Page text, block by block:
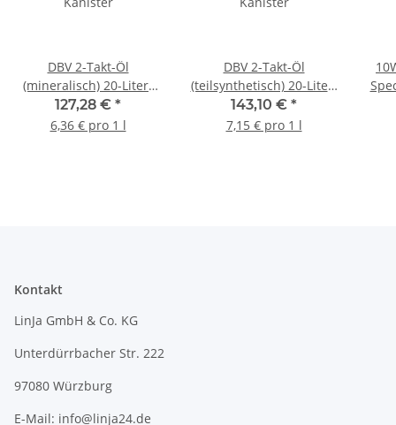
DBV 2-Takt-Öl
(mineralisch) 20-Liter-
Kanister
127,28 € *
6,36 € pro 1 l
DBV 2-Takt-Öl
(teilsynthetisch) 20-Liter-
Kanister
143,10 € *
7,15 € pro 1 l
Kontakt
LinJa GmbH & Co. KG
Unterdürrbacher Str. 222
97080 Würzburg
E-Mail: info@linja24.de